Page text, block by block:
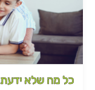
כל מה שלא